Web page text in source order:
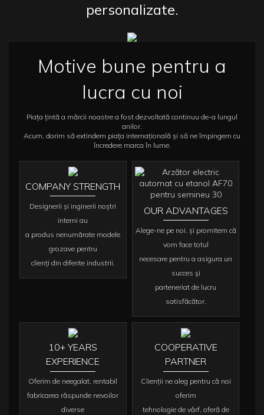
personalizate.
Motive bune pentru a
lucra cu noi
Piața țintă a mărcii noastre a fost dezvoltată continuu de-a lungul
anilor.
Acum, dorim să extindem piața internațională și să ne împingem cu
încredere marca în lume.
COMPANY STRENGTH
Designerii și inginerii noștri
interni au
a produs nenumărate modele
grozave pentru
clienți din diferite industrii.
OUR ADVANTAGES
Alege-ne pe noi. și promitem că
vom face totul
necesare pentru a asigura un
succes şi
parteneriat de lucru
satisfăcător.
10+ YEARS
EXPERIENCE
Oferim de neegalat, rentabil
fabricarea răspunde nevoilor
diverse
COOPERATIVE
PARTNER
Clienții ne aleg pentru că noi
oferim
tehnologie de vârf, oferă de